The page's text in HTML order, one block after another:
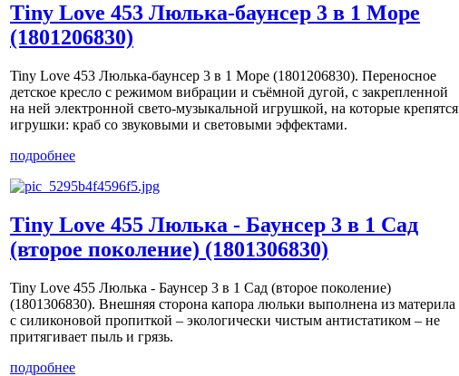
Tiny Love 453 Люлька-баунсер 3 в 1 Море
(1801206830)
Tiny Love 453 Люлька-баунсер 3 в 1 Море (1801206830). Переносное
детское кресло с режимом вибрации и съёмной дугой, с закрепленной
на ней электронной свето-музыкальной игрушкой, на которые крепятся
игрушки: краб со звуковыми и световыми эффектами.
подробнее
Tiny Love 455 Люлька - Баунсер 3 в 1 Сад
(второе поколение) (1801306830)
Tiny Love 455 Люлька - Баунсер 3 в 1 Сад (второе поколение)
(1801306830). Внешняя сторона капора люльки выполнена из материла
с силиконовой пропиткой – экологически чистым антистатиком – не
притягивает пыль и грязь.
подробнее